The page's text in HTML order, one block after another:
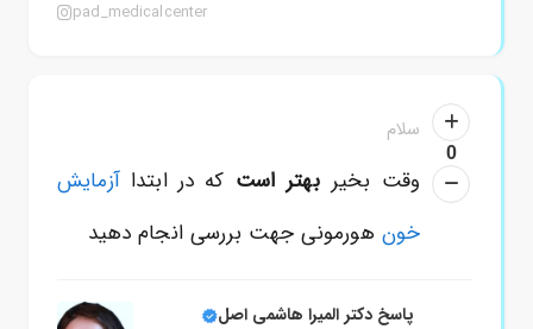
pad_medicalcenter
0
سلام
وقت بخیربهتر است که در ابتداآزمایش
خون هورمونی جهت بررسی انجام دهید
پاسخ دکتر المیرا هاشمی اصل